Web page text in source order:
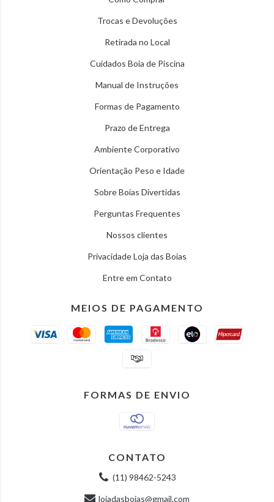
Trocas e Devoluções
Retirada no Local
Cuidados Boia de Piscina
Manual de Instruções
Formas de Pagamento
Prazo de Entrega
Ambiente Corporativo
Orientação Peso e Idade
Sobre Boias Divertidas
Perguntas Frequentes
Nossos clientes
Privacidade Loja das Boias
Entre em Contato
MEIOS DE PAGAMENTO
FORMAS DE ENVIO
CONTATO
(11) 98462-5243
lojadasboias@gmail.com